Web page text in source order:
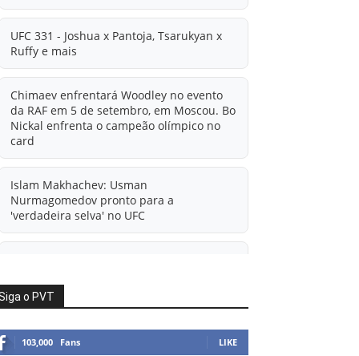
UFC 331 - Joshua x Pantoja, Tsarukyan x
Ruffy e mais
Chimaev enfrentará Woodley no evento
da RAF em 5 de setembro, em Moscou. Bo
Nickal enfrenta o campeão olímpico no
card
Islam Makhachev: Usman
Nurmagomedov pronto para a
'verdadeira selva' no UFC
informações sobre possível mudança
para o UFC após novas negociações.
Islam Makhachev: Há concorrentes
o PVT
103,000 Fans LIKE